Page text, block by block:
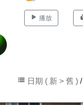
播放
日期 ( 新 > 舊 )/